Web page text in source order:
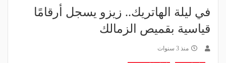
في ليلة الهاتريك.. زيزو يسجل أرقامًا
قياسية بقميص الزمالك
منذ 3 سنوات